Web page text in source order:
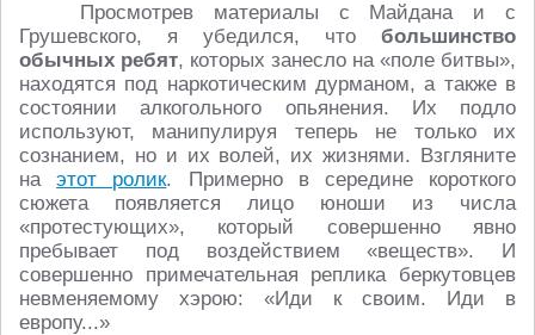
Просмотрев материалы с Майдана и с
Грушевского, я убедился, что большинство
обычных ребят, которых занесло на «поле битвы»,
находятся под наркотическим дурманом, а также в
состоянии алкогольного опьянения. Их подло
используют, манипулируя теперь не только их
сознанием, но и их волей, их жизнями. Взгляните
наэтот ролик. Примерно в середине короткого
сюжета появляется лицо юноши из числа
«протестующих», который совершенно явно
пребывает под воздействием «веществ». И
совершенно примечательная реплика беркутовцев
невменяемому хэрою: «Иди к своим. Иди в
европу...»